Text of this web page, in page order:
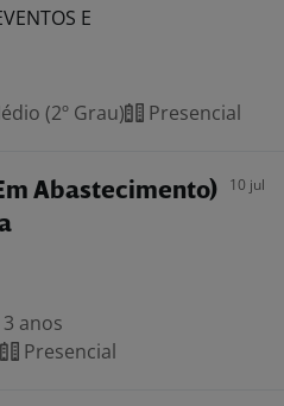
E
(2º Grau) Presencial
Abastecimento)
10 jul
anos
Presencial